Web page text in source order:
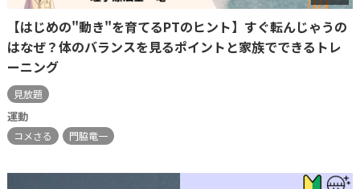
【はじめの"動き"を育てるPTのヒント】すぐ転んじゃうの
はなぜ？体のバランスを見るポイントと家族でできるトレ
ーニング
見放題
運動
コメさる 門脇竜一